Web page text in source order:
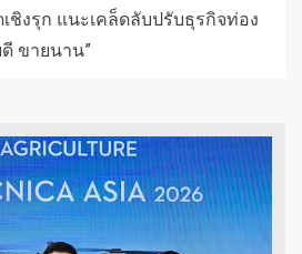
ชิงรุก แนะเคล็ดลับปรับธุรกิจท่อง
ดี ขายนาน”